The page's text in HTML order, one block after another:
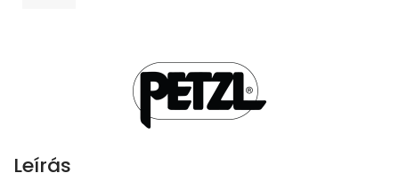
Leírás